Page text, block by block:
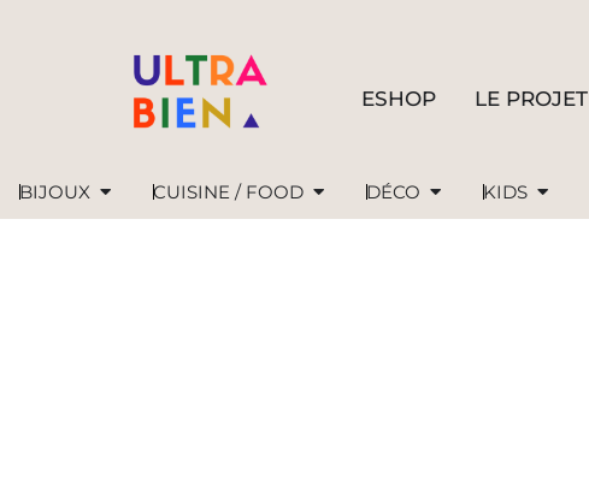
ESHOP LE PROJET
BIJOUX CUISINE / FOOD DÉCO KIDS